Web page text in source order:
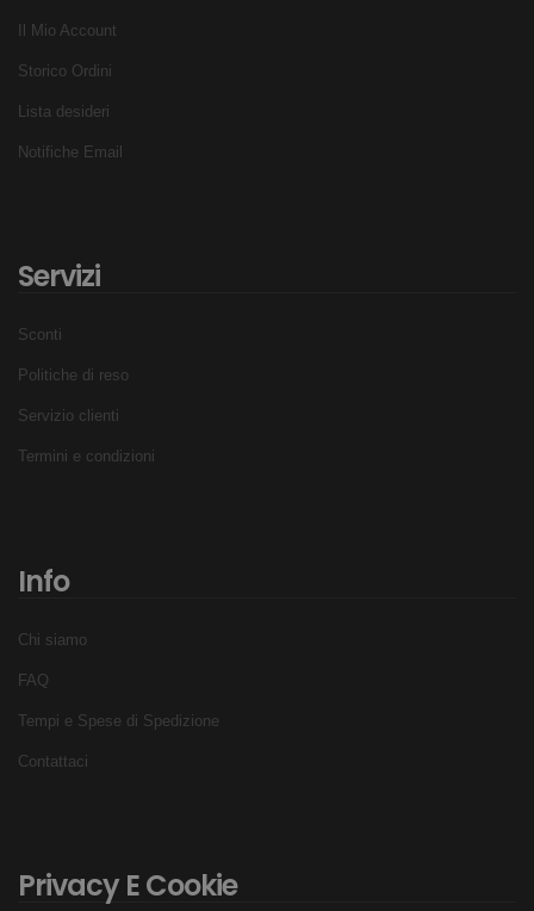
Il Mio Account
Storico Ordini
Lista desideri
Notifiche Email
Servizi
Sconti
Politiche di reso
Servizio clienti
Termini e condizioni
Info
Chi siamo
FAQ
Tempi e Spese di Spedizione
Contattaci
Privacy E Cookie